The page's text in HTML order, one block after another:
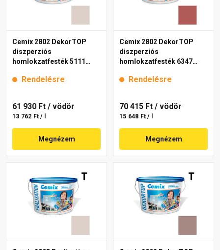
Cemix 2802 DekorTOP
diszperziós
homlokzatfesték 5111
Rendelésre
61 930 Ft / vödör
13 762 Ft / l
Megnézem
Cemix 2802 DekorTOP
diszperziós
homlokzatfesték 6347
Rendelésre
70 415 Ft / vödör
15 648 Ft / l
Megnézem